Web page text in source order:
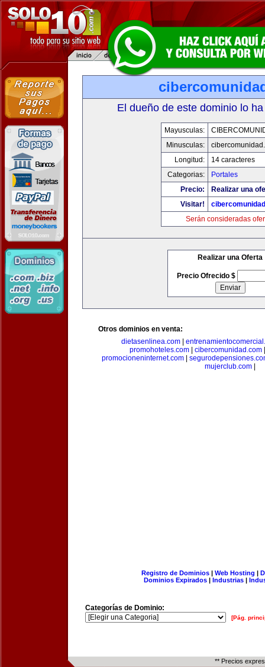
El dueño de este dominio lo
Mayusculas:
Minusculas:
Longitud:
14 caracteres
Categorias:
Portales
Precio:
Realizar una
Visitar!
Serán consideradas
Realizar una Oferta
Precio Ofrecido $
Otros dominios en venta:
dietasenlinea.com|
promohoteles.com
cibercomunidad.com
promocioneninternet.com|
mujerclub.com
Registro de Dominios| Web Hosting |
Dominios Expirados | Industrias |
Categorías de Dominio:
[Pág.
** Precios